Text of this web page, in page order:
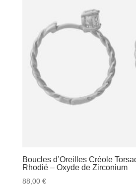
Boucles d’Oreilles Créole
Rhodié – Oxyde de Zirconium
88,00 €